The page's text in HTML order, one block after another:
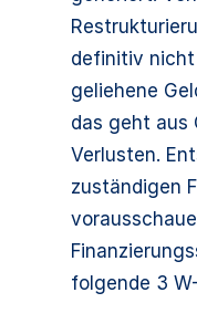
definitiv nicht
geliehene
das geht aus
Verlusten.
zuständigen
folgende 3